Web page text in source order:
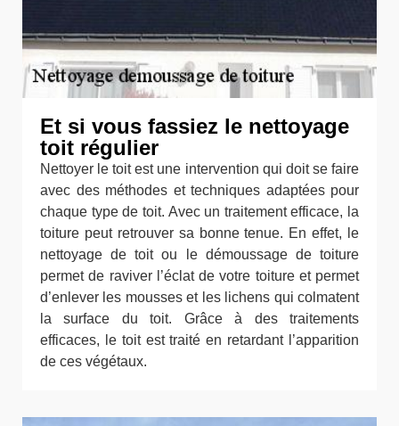
Et si vous fassiez le nettoyage
toit régulier
Nettoyer le toit est une intervention qui doit se faire
avec des méthodes et techniques adaptées pour
chaque type de toit. Avec un traitement efficace, la
toiture peut retrouver sa bonne tenue. En effet, le
nettoyage de toit ou le démoussage de toiture
permet de raviver l’éclat de votre toiture et permet
d’enlever les mousses et les lichens qui colmatent
la surface du toit. Grâce à des traitements
efficaces, le toit est traité en retardant l’apparition
de ces végétaux.